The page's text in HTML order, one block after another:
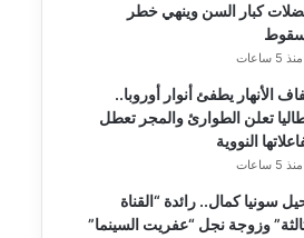
كبار السن وينهي خطر
منذ 5 ساعات
الأنهار يطفئ أنوار أوروبا..
تعلن الطوارئ والمجر تعطل
النووية
منذ 5 ساعات
سونيا كمال.. رائدة “القناة
وزوجة نجل “عفريت السينما”